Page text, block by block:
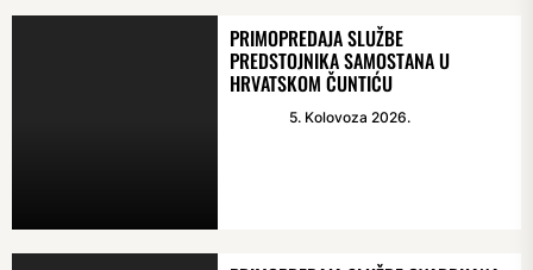
PRIMOPREDAJA SLUŽBE
PREDSTOJNIKA SAMOSTANA U
HRVATSKOM ČUNTIĆU
5. Kolovoza 2026.